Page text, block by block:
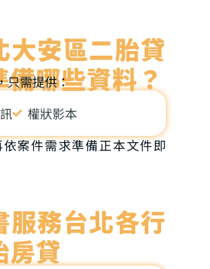
大安區二胎貸
哪些資料？
只需提供：
權狀影本
案件需求準備正本文件即
服務台北各行
房貸